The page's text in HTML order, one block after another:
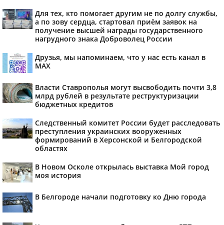
Для тех, кто помогает другим не по долгу службы,
а по зову сердца, стартовал приём заявок на
получение высшей награды государственного
нагрудного знака Доброволец России
Друзья, мы напоминаем, что у нас есть канал в
МАХ
Власти Ставрополья могут высвободить почти 3,8
млрд рублей в результате реструктуризации
бюджетных кредитов
Следственный комитет России будет расследовать
преступления украинских вооруженных
формирований в Херсонской и Белгородской
областях
В Новом Осколе открылась выставка Мой город
моя история
В Белгороде начали подготовку ко Дню города